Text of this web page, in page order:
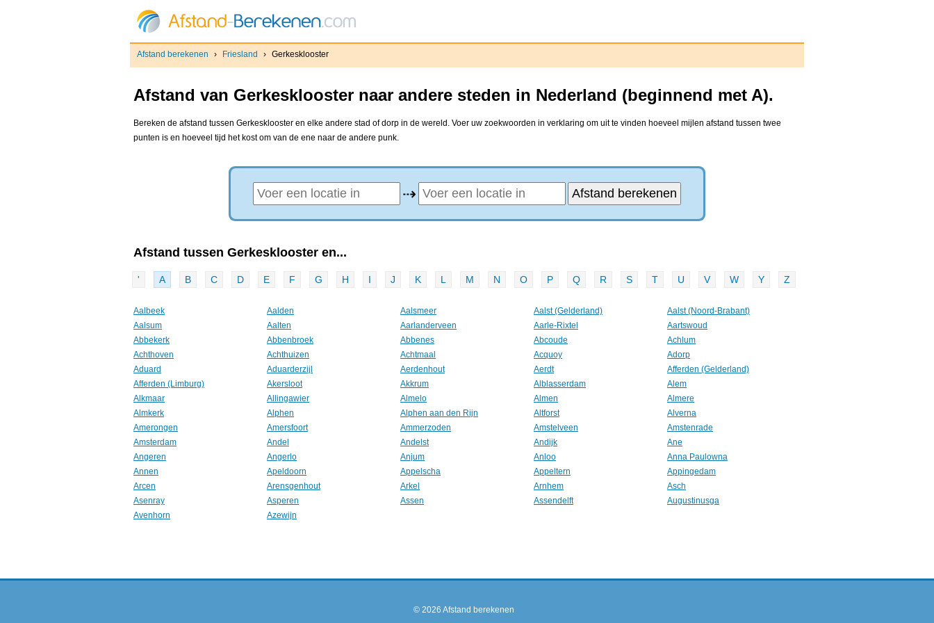
Afstand berekenen › Friesland › Gerkesklooster
Afstand van Gerkesklooster naar andere steden in Nederland (beginnend met A).
Bereken de afstand tussen Gerkesklooster en elke andere stad of dorp in de wereld. Voer uw zoekwoorden in verklaring om uit te vinden hoeveel mijlen afstand tussen twee
punten is en hoeveel tijd het kost om van de ene naar de andere punk.
⇢
Afstand tussen Gerkesklooster en...
' A B C D E F G H I J K L M N O P Q R S T U V W Y Z
Aalbeek Aalden Aalsmeer Aalst (Gelderland)
Aalst (Noord-Brabant)
Aalsum
Aalten Aarlanderveen Aarle-Rixtel
Aartswoud
Abbekerk
Abbenbroek Abbenes Abcoude
Achlum
Achthoven
Achthuizen Achtmaal Acquoy
Adorp
Aduard
Aduarderzijl Aerdenhout Aerdt
Afferden (Gelderland)
Afferden (Limburg)
Akersloot Akkrum Alblasserdam
Alem
Alkmaar
Allingawier Almelo Almen
Almere
Almkerk
Alphen Alphen aan den Rijn Altforst
Alverna
Amerongen
Amersfoort Ammerzoden Amstelveen
Amstenrade
Amsterdam
Andel Andelst Andijk
Ane
Angeren
Angerlo Anjum Anloo
Anna Paulowna
Annen
Apeldoorn Appelscha Appeltern
Appingedam
Arcen
Arensgenhout Arkel Arnhem
Asch
Asenray
Asperen Assen Assendelft
Augustinusga
Avenhorn
Azewijn
© 2026 Afstand berekenen